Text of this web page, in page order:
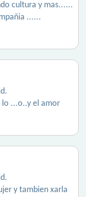
cultura y mas......
......
...o..y el amor
y tambien xarla